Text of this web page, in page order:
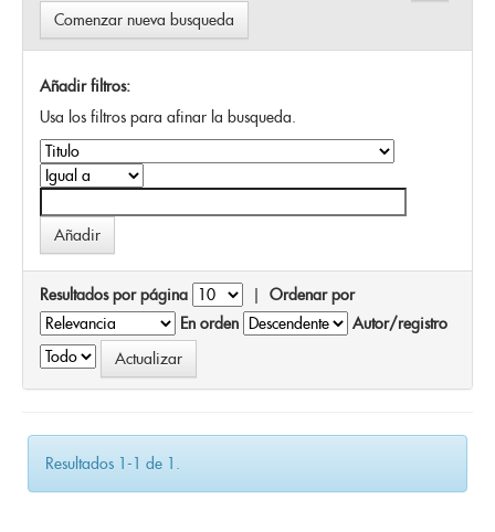
Comenzar nueva busqueda
Añadir filtros:
Usa los filtros para afinar la busqueda.
Resultados por página | Ordenar por
En orden
Autor/registro
Resultados 1-1 de 1.